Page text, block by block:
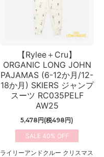
【Rylee＋Cru】
ORGANIC LONG JOHN
PAJAMAS (6-12か月/12-
18か月) SKIERS ジャンプ
スーツ RC035PELF
AW25
5,478円(税498円)
40%
ライリーアンドクルー クリスマス